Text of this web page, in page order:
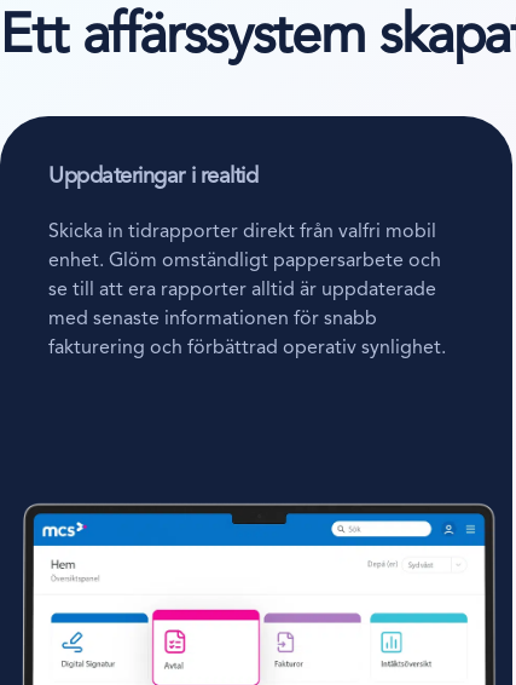
Ett affärssystem
Uppdateringar i realtid
Skicka in tidrapporter direkt från valfri mobil
enhet. Glöm omständligt pappersarbete och
se till att era rapporter alltid är uppdaterade
med senaste informationen för snabb
fakturering och förbättrad operativ synlighet.